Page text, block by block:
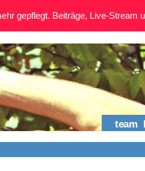
team
gepflegt. Beiträge, Live-Stream